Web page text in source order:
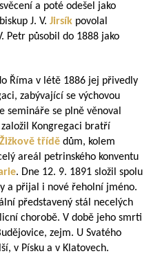
a poté odešel jako
J. V. Jirsík povolal
Petr působil do 1888 jako
Říma v létě 1886 jej přivedly
zabývající se výchovou
semináře se plně věnoval
Kongregaci bratří
Žižkově třídě dům, kolem
areál petrinského konventu
. Dne 12. 9. 1891 složil spolu
a přijal i nové řeholní jméno.
představený stál necelých
chorobě. V době jeho smrti
zejm. U Svatého
v Písku a v Klatovech.